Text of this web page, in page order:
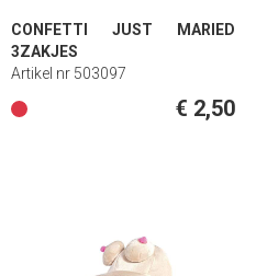
CONFETTI JUST MARIED
3ZAKJES
Artikel nr 503097
€ 2,50